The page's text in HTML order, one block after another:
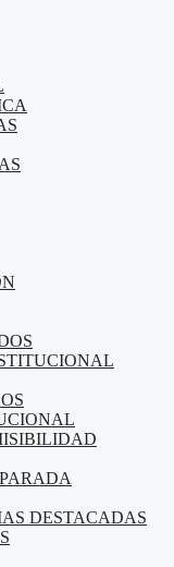
DESTACADAS